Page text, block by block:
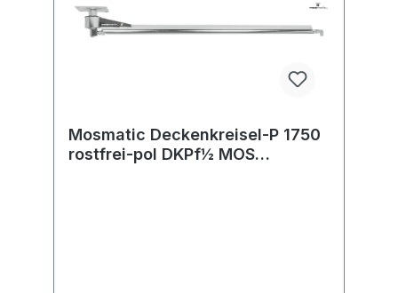
Mosmatic Deckenkreisel-P 1750
rostfrei-pol DKPf½ MOS